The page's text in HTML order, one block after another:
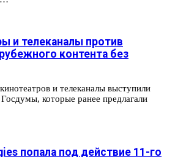
и телеканалы против
контента без
и телеканалы выступили
которые ранее предлагали
попала под действие 11-го